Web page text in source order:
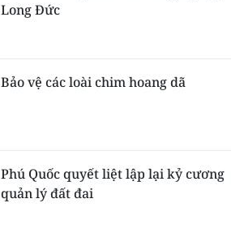
Long Đức
Bảo vệ các loài chim hoang dã
Phú Quốc quyết liệt lập lại kỷ cương
quản lý đất đai